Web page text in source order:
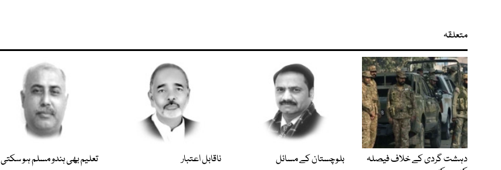
متعلقہ
دہشت گردی کے خلاف فیصلہ
بلوچستان کے مسائل ناقابل اعتبار
تعلیم بھی ہندو مسلم ہو سکتی